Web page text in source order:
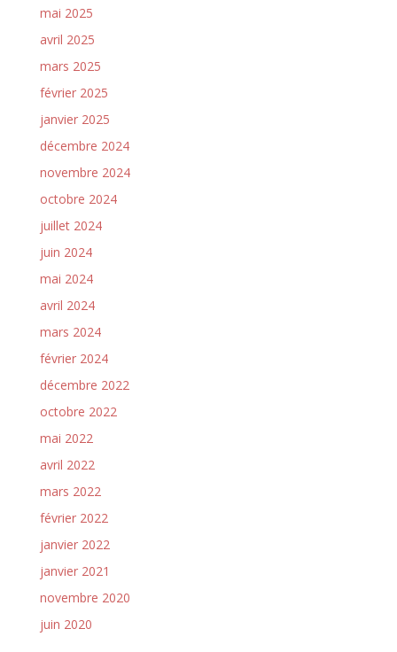
mai 2025
avril 2025
mars 2025
février 2025
janvier 2025
décembre 2024
novembre 2024
octobre 2024
juillet 2024
juin 2024
mai 2024
avril 2024
mars 2024
février 2024
décembre 2022
octobre 2022
mai 2022
avril 2022
mars 2022
février 2022
janvier 2022
janvier 2021
novembre 2020
juin 2020